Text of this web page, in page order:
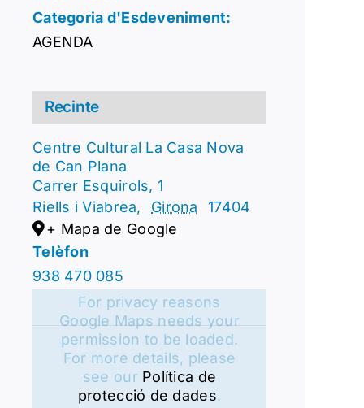
Categoria d'Esdeveniment:
AGENDA
Recinte
Centre Cultural La Casa Nova
de Can Plana
Carrer Esquirols, 1
Riells i Viabrea, Girona
17404
+ Mapa de Google
Telèfon
938 470 085
For privacy reasons
Google Maps needs your
permission to be loaded.
For more details, please
see our Política de
protecció de dades.